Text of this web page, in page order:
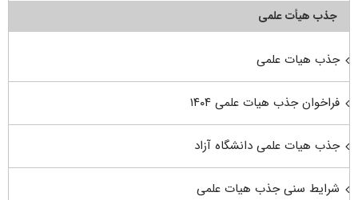
جذب هیأت علمی
جذب هیات علمی
فراخوان جذب هیات علمی ۱۴۰۴
جذب هیات علمی دانشگاه آزاد
شرایط سنی جذب هیات علمی